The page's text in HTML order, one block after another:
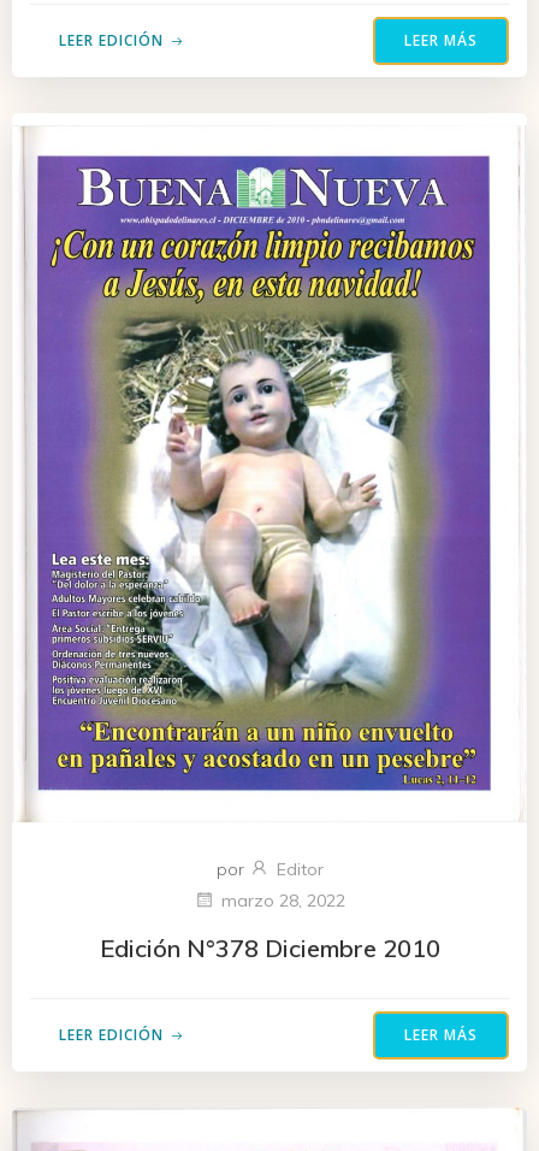
LEER EDICIÓN LEER MÁS
por
Editor
marzo 28, 2022
Edición N°378 Diciembre 2010
LEER EDICIÓN LEER MÁS